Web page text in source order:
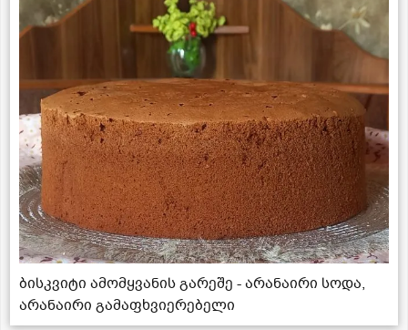
ბისკვიტი ამომყვანის გარეშე - არანაირი სოდა,
არანაირი გამაფხვიერებელი